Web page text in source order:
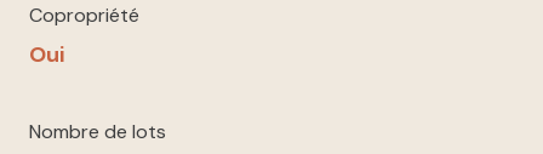
Copropriété
Oui
Nombre de lots